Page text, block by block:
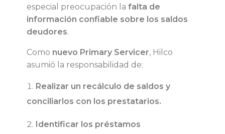
e
n
m
a
especial preocupación la falta de
información confiable sobre los saldos
deudores.
Como nuevo Primary Servicer, Hilco
asumió la responsabilidad de:
Realizar un recálculo de saldos y
conciliarlos con los prestatarios.
Identificar los préstamos